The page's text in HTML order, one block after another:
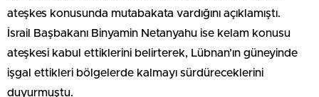
ateşkes konusunda mutabakata vardığını açıklamıştı.
İsrail Başbakanı Binyamin Netanyahu ise kelam konusu
ateşkesi kabul ettiklerini belirterek, Lübnan’ın güneyinde
işgal ettikleri bölgelerde kalmayı sürdüreceklerini
duyurmuştu.